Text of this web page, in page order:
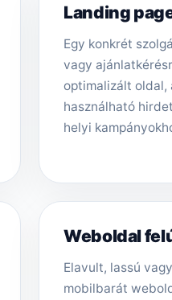
Landing
Egy konkrét
vagy
optimalizált oldal,
használható
helyi
Weboldal
Elavult, lassú
mobilbarát